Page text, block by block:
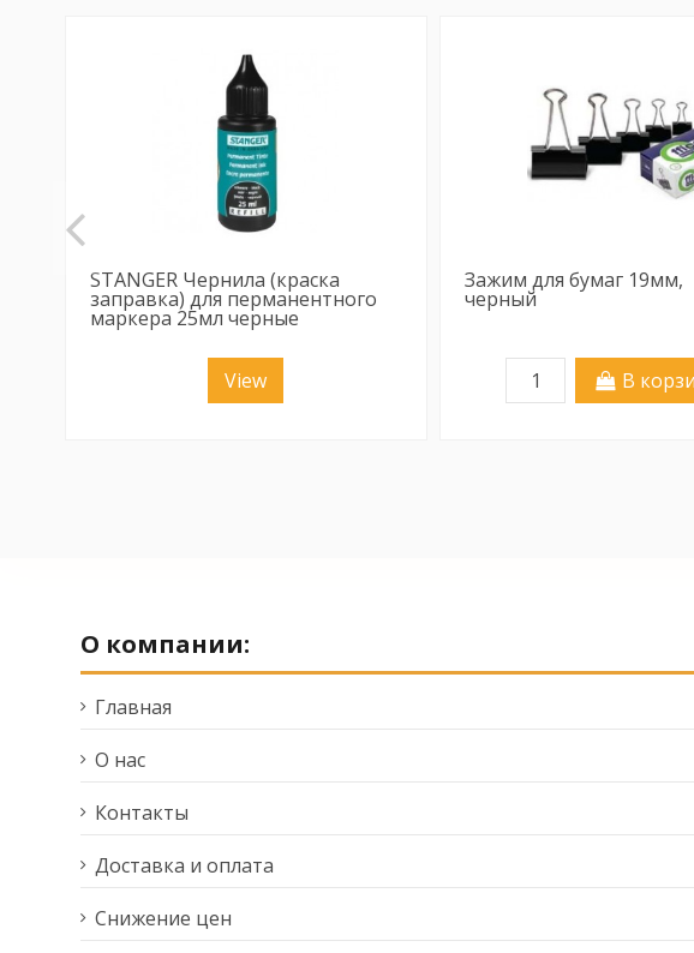
STANGER Чернила (краска
заправка) для перманентного
маркера 25мл черные
View
Зажим для бумаг 19мм,
черный
В
О компании:
Главная
О нас
Контакты
Доставка и оплата
Снижение цен